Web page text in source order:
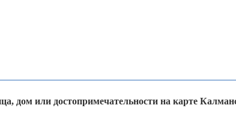
дом или достопримечательности на карте